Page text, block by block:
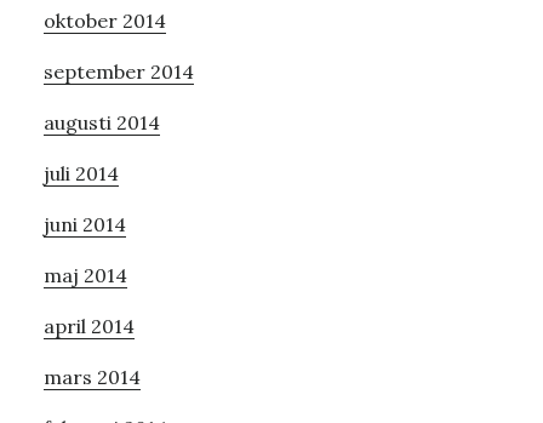
oktober 2014
september 2014
augusti 2014
juli 2014
juni 2014
maj 2014
april 2014
mars 2014